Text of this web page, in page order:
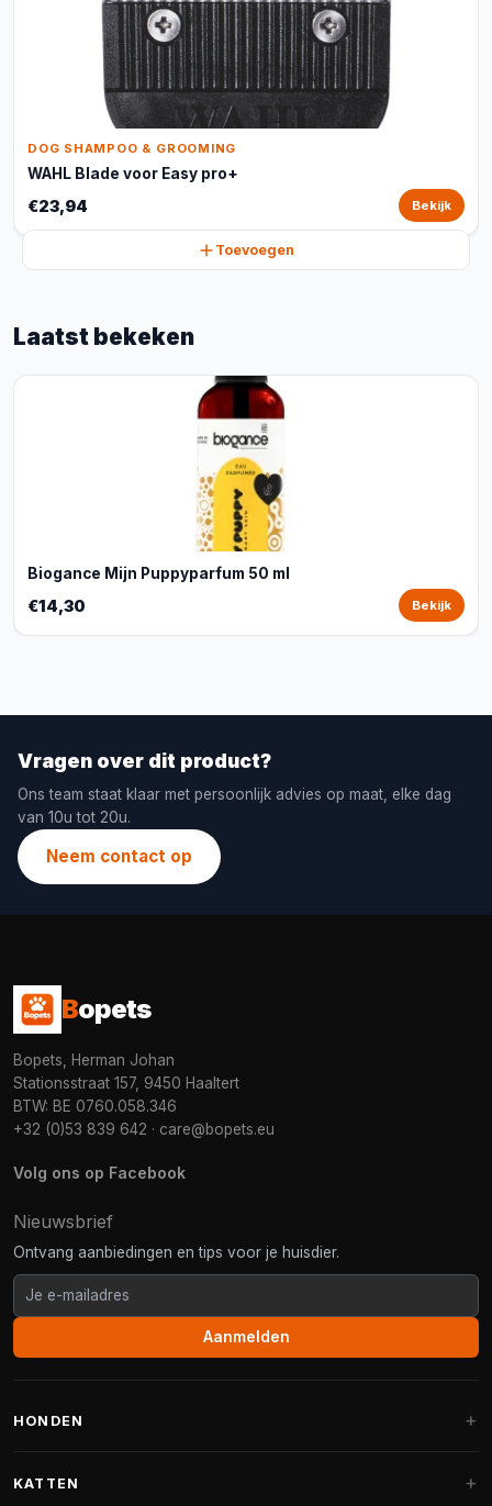
DOG SHAMPOO & GROOMING
WAHL Blade voor Easy pro+
€23,94 Bekijk
Toevoegen
Laatst bekeken
Biogance Mijn Puppyparfum 50 ml
€14,30 Bekijk
Vragen over dit product?
Ons team staat klaar met persoonlijk advies op maat, elke dag
van 10u tot 20u.
Neem contact op
Bopets
Bopets, Herman Johan
Stationsstraat 157, 9450 Haaltert
BTW: BE 0760.058.346
+32 (0)53 839 642 · care@bopets.eu
Volg ons op Facebook
Nieuwsbrief
Ontvang aanbiedingen en tips voor je huisdier.
Aanmelden
HONDEN
KATTEN